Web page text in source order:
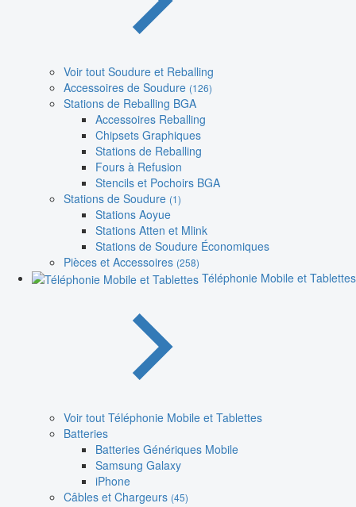
Voir tout Soudure et Reballing
Accessoires de Soudure (126)
Stations de Reballing BGA
Accessoires Reballing
Chipsets Graphiques
Stations de Reballing
Fours à Refusion
Stencils et Pochoirs BGA
Stations de Soudure (1)
Stations Aoyue
Stations Atten et Mlink
Stations de Soudure Économiques
Pièces et Accessoires (258)
Téléphonie Mobile et Tablettes
Voir tout Téléphonie Mobile et Tablettes
Batteries
Batteries Génériques Mobile
Samsung Galaxy
iPhone
Câbles et Chargeurs (45)